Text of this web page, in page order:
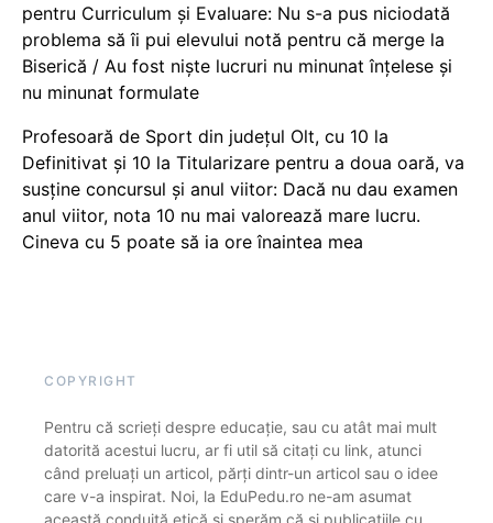
pentru Curriculum și Evaluare: Nu s-a pus niciodată
problema să îi pui elevului notă pentru că merge la
Biserică / Au fost niște lucruri nu minunat înțelese și
nu minunat formulate
Profesoară de Sport din județul Olt, cu 10 la
Definitivat și 10 la Titularizare pentru a doua oară, va
susține concursul și anul viitor: Dacă nu dau examen
anul viitor, nota 10 nu mai valorează mare lucru.
Cineva cu 5 poate să ia ore înaintea mea
COPYRIGHT
Pentru că scrieți despre educație, sau cu atât mai mult
datorită acestui lucru, ar fi util să citați cu link, atunci
când preluați un articol, părți dintr-un articol sau o idee
care v-a inspirat. Noi, la EduPedu.ro ne-am asumat
această conduită etică și sperăm că și publicațiile cu